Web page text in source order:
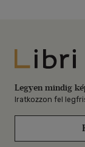
Legyen mindig
Iratkozzon fel